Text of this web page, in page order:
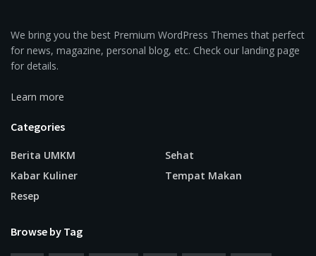
We bring you the best Premium WordPress Themes that perfect
for news, magazine, personal blog, etc. Check our landing page
for details.
Learn more
Categories
Berita UMKM
Kabar Kuliner
Resep
Sehat
Tempat Makan
Browse by Tag